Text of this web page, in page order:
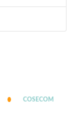
COSECOM